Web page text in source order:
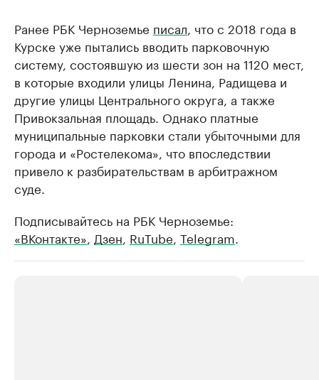
Ранее РБК Черноземье писал, что с 2018 года в
Курске уже пытались вводить парковочную
систему, состоявшую из шести зон на 1120 мест,
в которые входили улицы Ленина, Радищева и
другие улицы Центрального округа, а также
Привокзальная площадь. Однако платные
муниципальные парковки стали убыточными для
города и «Ростелекома», что впоследствии
привело к разбирательствам в арбитражном
суде.
Подписывайтесь на РБК Черноземье:
«ВКонтакте», Дзен, RuTube, Telegram.